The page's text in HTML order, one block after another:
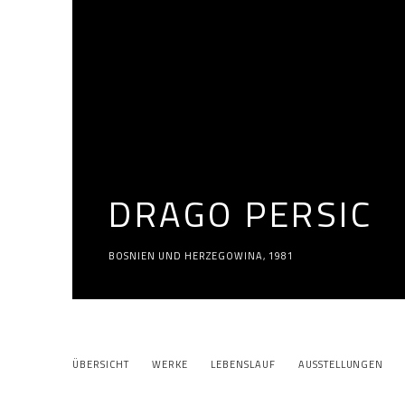
DRAGO PERSIC
BOSNIEN UND HERZEGOWINA, 1981
DRAGO PERSIC BOSNIEN UND HERZEGOWINA,1981
ÜBERSICHT WERKE LEBENSLAUF AUSSTELLUNGEN